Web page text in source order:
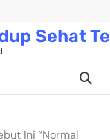
Sehat
Ini “Normal